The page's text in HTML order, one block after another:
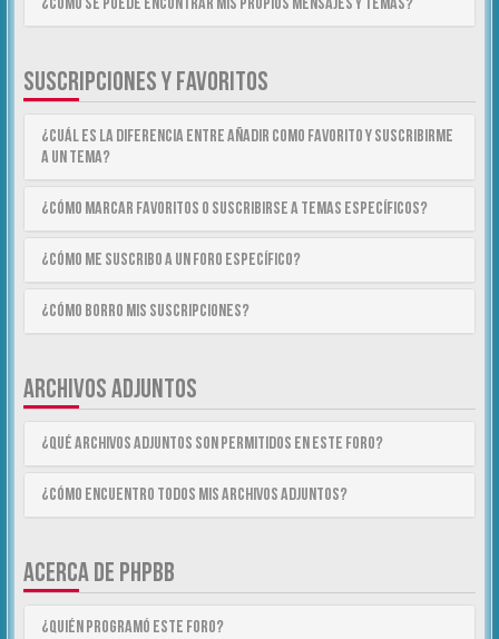
SUSCRIPCIONES Y FAVORITOS
¿Cuál es la diferencia entre añadir como Favorito y suscribirme
a un tema?
¿Cómo marcar Favoritos o suscribirse a temas específicos?
¿Cómo me suscribo a un foro específico?
¿Cómo borro mis suscripciones?
ARCHIVOS ADJUNTOS
¿Qué archivos adjuntos son permitidos en este foro?
¿Cómo encuentro todos mis archivos adjuntos?
ACERCA DE PHPBB
¿Quién programó este foro?